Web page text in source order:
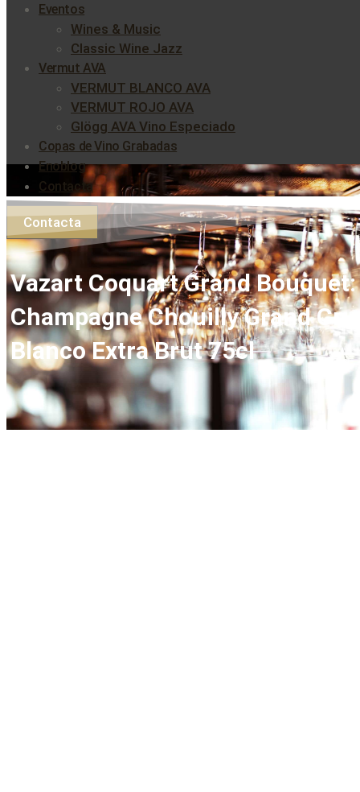
Eventos
Wines & Music
Classic Wine Jazz
Vermut AVA
VERMUT BLANCO AVA
VERMUT ROJO AVA
Glögg AVA Vino Especiado
Copas de Vino Grabadas
Enoblog
Contacta
Contacta
Vazart Coquart Grand Bouquet:
Champagne Chouilly Grand Cru
Blanco Extra Brut 75cl